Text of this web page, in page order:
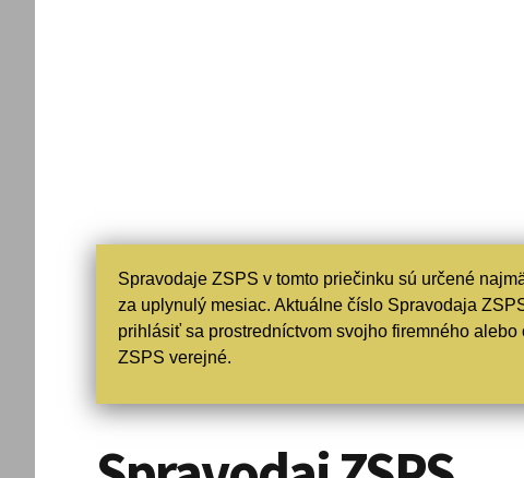
Spravodaje ZSPS v tomto priečinku sú určené
za uplynulý mesiac. Aktuálne číslo Spravodaja
prihlásiť sa prostredníctvom svojho firemného
ZSPS verejné.